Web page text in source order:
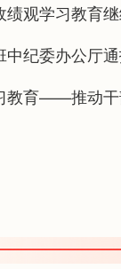
观学习教育
纪委办公厅
教育——推动